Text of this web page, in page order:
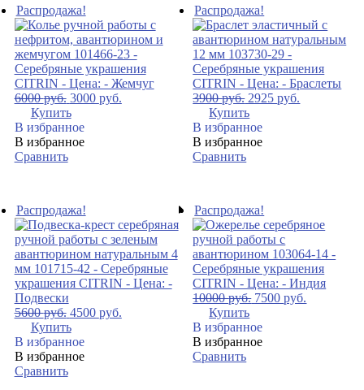
Распродажа!
6000руб. 3000 руб.
Купить
В избранное
В избранное
Сравнить
Распродажа!
3900руб. 2925руб.
Купить
В избранное
В избранное
Сравнить
Распродажа!
5600руб. 4500 руб.
Купить
В избранное
В избранное
Сравнить
Распродажа!
10000руб. 7500руб.
Купить
В избранное
В избранное
Сравнить